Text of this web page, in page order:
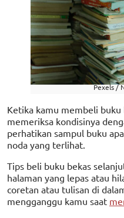
Pexels /
Ketika kamu membeli
memeriksa kondisinya
perhatikan sampul buku
noda yang terlihat.
Tips beli buku bekas
halaman yang lepas atau
coretan atau tulisan di
mengganggu kamu saat